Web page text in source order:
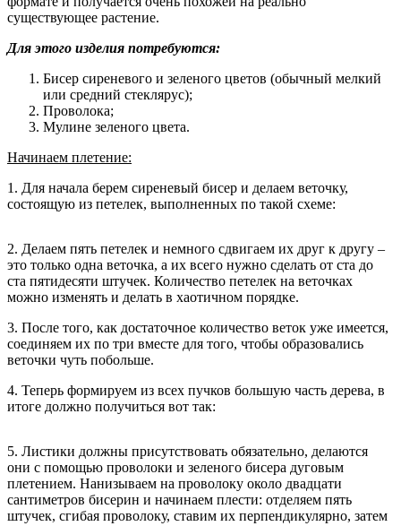
существующее растение.
Для этого изделия потребуются:
Бисер сиреневого и зеленого цветов (обычный мелкий
или средний стеклярус);
Проволока;
Мулине зеленого цвета.
Начинаем плетение:
1. Для начала берем сиреневый бисер и делаем веточку,
состоящую из петелек, выполненных по такой схеме:
2. Делаем пять петелек и немного сдвигаем их друг к другу –
это только одна веточка, а их всего нужно сделать от ста до
ста пятидесяти штучек. Количество петелек на веточках
можно изменять и делать в хаотичном порядке.
3. После того, как достаточное количество веток уже имеется,
соединяем их по три вместе для того, чтобы образовались
веточки чуть побольше.
4. Теперь формируем из всех пучков большую часть дерева, в
итоге должно получиться вот так:
5. Листики должны присутствовать обязательно, делаются
они с помощью проволоки и зеленого бисера дуговым
плетением. Нанизываем на проволоку около двадцати
сантиметров бисерин и начинаем плести: отделяем пять
штучек, сгибая проволоку, ставим их перпендикулярно, затем